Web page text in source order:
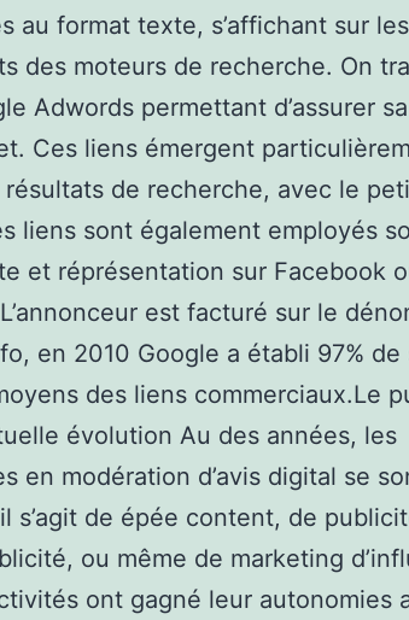
au format texte, s’affichant sur
des moteurs de recherche. On
Adwords permettant d’assurer sa
Ces liens émergent
de recherche, avec le
liens sont également employés
et réprésentation sur Facebook
est facturé sur le
en 2010 Google a établi 97% de
des liens commerciaux.Le
évolution Au des années, les
en modération d’avis digital se
s’agit de épée content, de
ou même de marketing
ont gagné leur autonomies